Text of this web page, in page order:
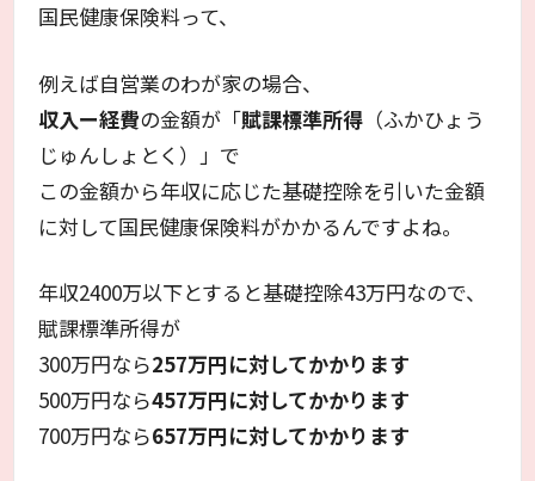
国民健康保険料って、
例えば自営業のわが家の場合、
収入ー経費の金額が「賦課標準所得 （ふかひょう
じゅんしょとく）」で
この金額から年収に応じた基礎控除を引いた金額
に対して国民健康保険料がかかるんですよね。
年収2400万以下とすると基礎控除43万円なので、
賦課標準所得が
300万円なら257万円に対してかかります
500万円なら457万円に対してかかります
700万円なら657万円に対してかかります